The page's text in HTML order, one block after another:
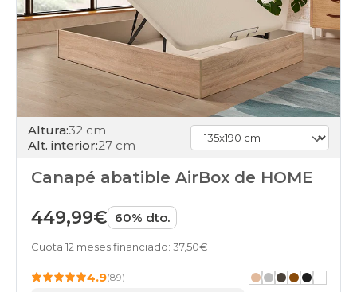
135x190cm
cambria
canapes-
abatibles
135x200cm
cambria
canapes-
abatibles
135x210cm-
cambria
especial
cambria
Altura:32 cm
Alt. interior:27 cm
Canapé abatible AirBox de HOME
449,99€ 60% dto.
Cuota 12 meses financiado: 37,50€
4.9(89)